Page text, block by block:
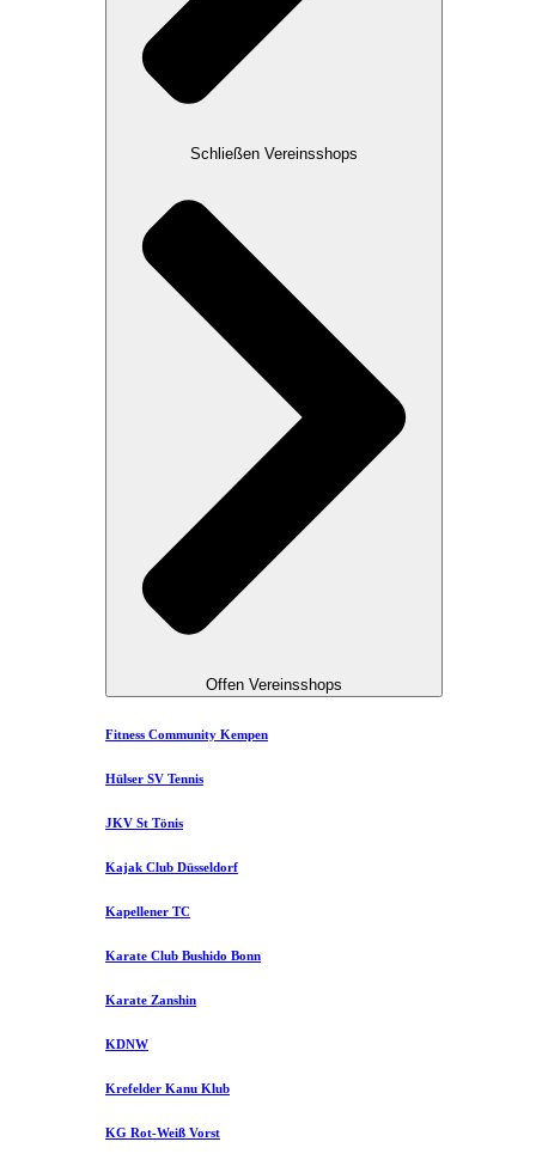
Schließen Vereinsshops
Offen Vereinsshops
Fitness Community Kempen
Hülser SV Tennis
JKV St Tönis
Kajak Club Düsseldorf
Kapellener TC
Karate Club Bushido Bonn
Karate Zanshin
KDNW
Krefelder Kanu Klub
KG Rot-Weiß Vorst